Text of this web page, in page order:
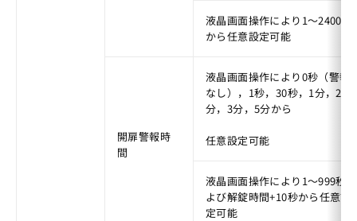
液晶画面操作により1〜2400秒
から任意設定可能
開扉警報時
間
液晶画面操作により0秒（警報
なし），1秒，30秒，1分，2
分，3分，5分から
任意設定可能
液晶画面操作により1〜999秒お
よび解錠時間+10秒から任意設
定可能